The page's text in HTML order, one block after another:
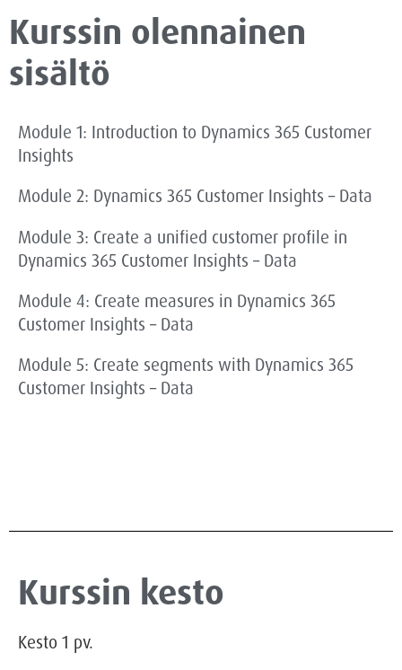
Kurssin olennainen
sisältö
Module 1: Introduction to Dynamics 365 Customer
Insights
Module 2: Dynamics 365 Customer Insights – Data
Module 3: Create a unified customer profile in
Dynamics 365 Customer Insights – Data
Module 4: Create measures in Dynamics 365
Customer Insights – Data
Module 5: Create segments with Dynamics 365
Customer Insights – Data
Kurssin kesto
Kesto 1 pv.